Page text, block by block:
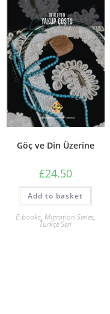
Göç ve Din Üzerine
£24.50
Add to basket
E-books, Migration Series,
Türkçe Seri